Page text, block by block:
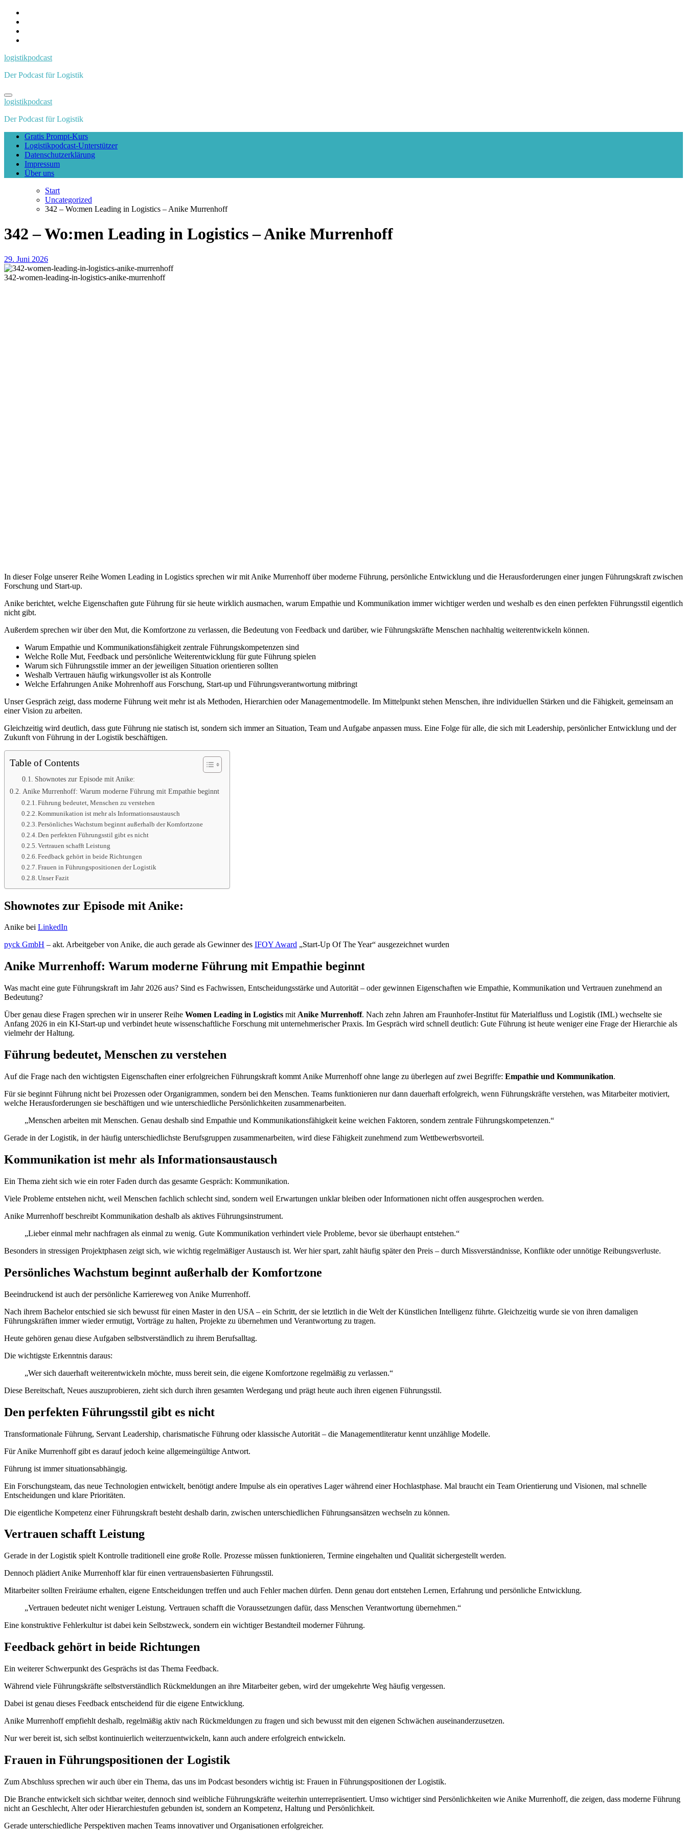
Zum
Inhalt
springen
logistikpodcast
Der Podcast für Logistik
logistikpodcast
Der Podcast für Logistik
Gratis Prompt-Kurs
Logistikpodcast-Unterstützer
Datenschutzerklärung
Impressum
Über uns
Start
Uncategorized
342 – Wo:men Leading in Logistics – Anike Murrenhoff
342 – Wo:men Leading in Logistics – Anike Murrenhoff
29. Juni 2026
342-women-leading-in-logistics-anike-murrenhoff
In dieser Folge unserer Reihe Women Leading in Logistics sprechen wir mit Anike Murrenhoff über moderne Führung, persönliche Entwicklung und die Herausforderungen einer jungen Führungskraft zwischen
Forschung und Start-up.
Anike berichtet, welche Eigenschaften gute Führung für sie heute wirklich ausmachen, warum Empathie und Kommunikation immer wichtiger werden und weshalb es den einen perfekten Führungsstil eigentlich
nicht gibt.
Außerdem sprechen wir über den Mut, die Komfortzone zu verlassen, die Bedeutung von Feedback und darüber, wie Führungskräfte Menschen nachhaltig weiterentwickeln können.
Warum Empathie und Kommunikationsfähigkeit zentrale Führungskompetenzen sind
Welche Rolle Mut, Feedback und persönliche Weiterentwicklung für gute Führung spielen
Warum sich Führungsstile immer an der jeweiligen Situation orientieren sollten
Weshalb Vertrauen häufig wirkungsvoller ist als Kontrolle
Welche Erfahrungen Anike Mohrenhoff aus Forschung, Start-up und Führungsverantwortung mitbringt
Unser Gespräch zeigt, dass moderne Führung weit mehr ist als Methoden, Hierarchien oder Managementmodelle. Im Mittelpunkt stehen Menschen, ihre individuellen Stärken und die Fähigkeit, gemeinsam an
einer Vision zu arbeiten.
Gleichzeitig wird deutlich, dass gute Führung nie statisch ist, sondern sich immer an Situation, Team und Aufgabe anpassen muss. Eine Folge für alle, die sich mit Leadership, persönlicher Entwicklung und der
Zukunft von Führung in der Logistik beschäftigen.
Table of Contents
Shownotes zur Episode mit Anike:
Anike Murrenhoff: Warum moderne Führung mit Empathie beginnt
Führung bedeutet, Menschen zu verstehen
Kommunikation ist mehr als Informationsaustausch
Persönliches Wachstum beginnt außerhalb der Komfortzone
Den perfekten Führungsstil gibt es nicht
Vertrauen schafft Leistung
Feedback gehört in beide Richtungen
Frauen in Führungspositionen der Logistik
Unser Fazit
Shownotes zur Episode mit Anike:
Anike bei LinkedIn
pyck GmbH – akt. Arbeitgeber von Anike, die auch gerade als Gewinner des IFOY Award „Start-Up Of The Year“ ausgezeichnet wurden
Anike Murrenhoff: Warum moderne Führung mit Empathie beginnt
Was macht eine gute Führungskraft im Jahr 2026 aus? Sind es Fachwissen, Entscheidungsstärke und Autorität – oder gewinnen Eigenschaften wie Empathie, Kommunikation und Vertrauen zunehmend an
Bedeutung?
Über genau diese Fragen sprechen wir in unserer Reihe Women Leading in Logistics mit Anike Murrenhoff. Nach zehn Jahren am Fraunhofer-Institut für Materialfluss und Logistik (IML) wechselte sie
Anfang 2026 in ein KI-Start-up und verbindet heute wissenschaftliche Forschung mit unternehmerischer Praxis. Im Gespräch wird schnell deutlich: Gute Führung ist heute weniger eine Frage der Hierarchie als
vielmehr der Haltung.
Führung bedeutet, Menschen zu verstehen
Auf die Frage nach den wichtigsten Eigenschaften einer erfolgreichen Führungskraft kommt Anike Murrenhoff ohne lange zu überlegen auf zwei Begriffe: Empathie und Kommunikation.
Für sie beginnt Führung nicht bei Prozessen oder Organigrammen, sondern bei den Menschen. Teams funktionieren nur dann dauerhaft erfolgreich, wenn Führungskräfte verstehen, was Mitarbeiter motiviert,
welche Herausforderungen sie beschäftigen und wie unterschiedliche Persönlichkeiten zusammenarbeiten.
„Menschen arbeiten mit Menschen. Genau deshalb sind Empathie und Kommunikationsfähigkeit keine weichen Faktoren, sondern zentrale Führungskompetenzen.“
Gerade in der Logistik, in der häufig unterschiedlichste Berufsgruppen zusammenarbeiten, wird diese Fähigkeit zunehmend zum Wettbewerbsvorteil.
Kommunikation ist mehr als Informationsaustausch
Ein Thema zieht sich wie ein roter Faden durch das gesamte Gespräch: Kommunikation.
Viele Probleme entstehen nicht, weil Menschen fachlich schlecht sind, sondern weil Erwartungen unklar bleiben oder Informationen nicht offen ausgesprochen werden.
Anike Murrenhoff beschreibt Kommunikation deshalb als aktives Führungsinstrument.
„Lieber einmal mehr nachfragen als einmal zu wenig. Gute Kommunikation verhindert viele Probleme, bevor sie überhaupt entstehen.“
Besonders in stressigen Projektphasen zeigt sich, wie wichtig regelmäßiger Austausch ist. Wer hier spart, zahlt häufig später den Preis – durch Missverständnisse, Konflikte oder unnötige Reibungsverluste.
Persönliches Wachstum beginnt außerhalb der Komfortzone
Beeindruckend ist auch der persönliche Karriereweg von Anike Murrenhoff.
Nach ihrem Bachelor entschied sie sich bewusst für einen Master in den USA – ein Schritt, der sie letztlich in die Welt der Künstlichen Intelligenz führte. Gleichzeitig wurde sie von ihren damaligen
Führungskräften immer wieder ermutigt, Vorträge zu halten, Projekte zu übernehmen und Verantwortung zu tragen.
Heute gehören genau diese Aufgaben selbstverständlich zu ihrem Berufsalltag.
Die wichtigste Erkenntnis daraus:
„Wer sich dauerhaft weiterentwickeln möchte, muss bereit sein, die eigene Komfortzone regelmäßig zu verlassen.“
Diese Bereitschaft, Neues auszuprobieren, zieht sich durch ihren gesamten Werdegang und prägt heute auch ihren eigenen Führungsstil.
Den perfekten Führungsstil gibt es nicht
Transformationale Führung, Servant Leadership, charismatische Führung oder klassische Autorität – die Managementliteratur kennt unzählige Modelle.
Für Anike Murrenhoff gibt es darauf jedoch keine allgemeingültige Antwort.
Führung ist immer situationsabhängig.
Ein Forschungsteam, das neue Technologien entwickelt, benötigt andere Impulse als ein operatives Lager während einer Hochlastphase. Mal braucht ein Team Orientierung und Visionen, mal schnelle
Entscheidungen und klare Prioritäten.
Die eigentliche Kompetenz einer Führungskraft besteht deshalb darin, zwischen unterschiedlichen Führungsansätzen wechseln zu können.
Vertrauen schafft Leistung
Gerade in der Logistik spielt Kontrolle traditionell eine große Rolle. Prozesse müssen funktionieren, Termine eingehalten und Qualität sichergestellt werden.
Dennoch plädiert Anike Murrenhoff klar für einen vertrauensbasierten Führungsstil.
Mitarbeiter sollten Freiräume erhalten, eigene Entscheidungen treffen und auch Fehler machen dürfen. Denn genau dort entstehen Lernen, Erfahrung und persönliche Entwicklung.
„Vertrauen bedeutet nicht weniger Leistung. Vertrauen schafft die Voraussetzungen dafür, dass Menschen Verantwortung übernehmen.“
Eine konstruktive Fehlerkultur ist dabei kein Selbstzweck, sondern ein wichtiger Bestandteil moderner Führung.
Feedback gehört in beide Richtungen
Ein weiterer Schwerpunkt des Gesprächs ist das Thema Feedback.
Während viele Führungskräfte selbstverständlich Rückmeldungen an ihre Mitarbeiter geben, wird der umgekehrte Weg häufig vergessen.
Dabei ist genau dieses Feedback entscheidend für die eigene Entwicklung.
Anike Murrenhoff empfiehlt deshalb, regelmäßig aktiv nach Rückmeldungen zu fragen und sich bewusst mit den eigenen Schwächen auseinanderzusetzen.
Nur wer bereit ist, sich selbst kontinuierlich weiterzuentwickeln, kann auch andere erfolgreich entwickeln.
Frauen in Führungspositionen der Logistik
Zum Abschluss sprechen wir auch über ein Thema, das uns im Podcast besonders wichtig ist: Frauen in Führungspositionen der Logistik.
Die Branche entwickelt sich sichtbar weiter, dennoch sind weibliche Führungskräfte weiterhin unterrepräsentiert. Umso wichtiger sind Persönlichkeiten wie Anike Murrenhoff, die zeigen, dass moderne Führung
nicht an Geschlecht, Alter oder Hierarchiestufen gebunden ist, sondern an Kompetenz, Haltung und Persönlichkeit.
Gerade unterschiedliche Perspektiven machen Teams innovativer und Organisationen erfolgreicher.